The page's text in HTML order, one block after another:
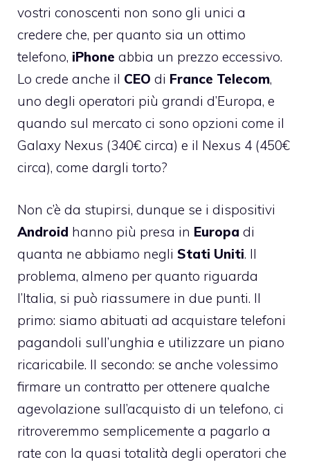
vostri conoscenti non sono gli unici a
credere che, per quanto sia un ottimo
telefono, iPhone abbia un prezzo eccessivo.
Lo crede anche il CEO di France Telecom,
uno degli operatori più grandi d’Europa, e
quando sul mercato ci sono opzioni come il
Galaxy Nexus (340€ circa) e il Nexus 4 (450€
circa), come dargli torto?
Non c’è da stupirsi, dunque se i dispositivi
Android hanno più presa in Europa di
quanta ne abbiamo negli Stati Uniti. Il
problema, almeno per quanto riguarda
l’Italia, si può riassumere in due punti. Il
primo: siamo abituati ad acquistare telefoni
pagandoli sull’unghia e utilizzare un piano
ricaricabile. Il secondo: se anche volessimo
firmare un contratto per ottenere qualche
agevolazione sull’acquisto di un telefono, ci
ritroveremmo semplicemente a pagarlo a
rate con la quasi totalità degli operatori che